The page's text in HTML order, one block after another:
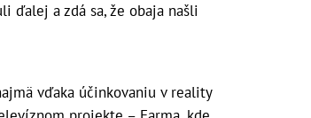
ďalej a zdá sa, že obaja našli
vďaka účinkovaniu v reality